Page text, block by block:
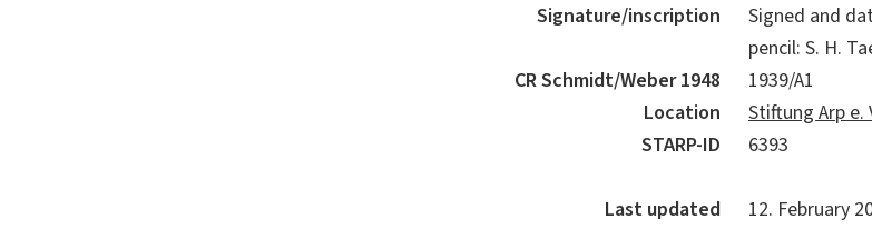
Signature/inscription
Signed and
pencil: S. H.
CR Schmidt/Weber 1948
1939/A1
Location
Stiftung Arp
STARP-ID
6393
Last updated 12. February